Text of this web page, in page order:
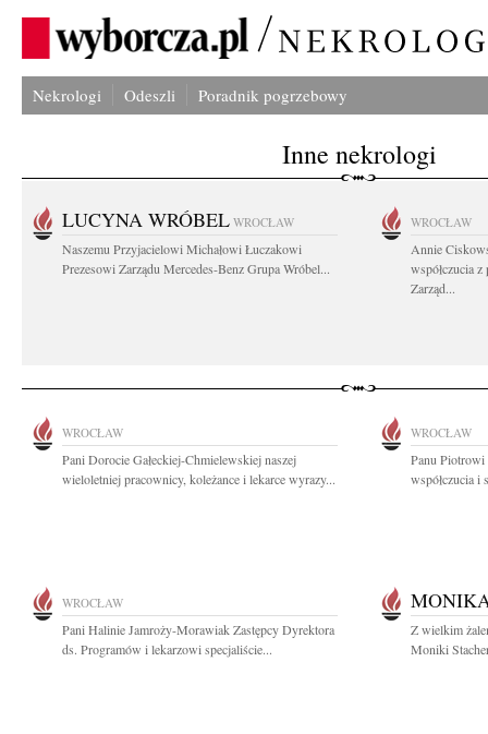
Nekrologi Odeszli Poradnik pogrzebowy
Inne nekrologi
LUCYNA WRÓBEL WROCŁAW
Naszemu Przyjacielowi Michałowi Łuczakowi
Prezesowi Zarządu Mercedes-Benz Grupa Wróbel...
WROCŁAW
Annie
współczucia
Zarząd...
WROCŁAW
Pani Dorocie Gałeckiej-Chmielewskiej naszej
wieloletniej pracownicy, koleżance i lekarce wyrazy...
WROCŁAW
Panu Piotrowi
współczucia i
WROCŁAW
Pani Halinie Jamroży-Morawiak Zastępcy Dyrektora
ds. Programów i lekarzowi specjaliście...
Z wielkim
Moniki